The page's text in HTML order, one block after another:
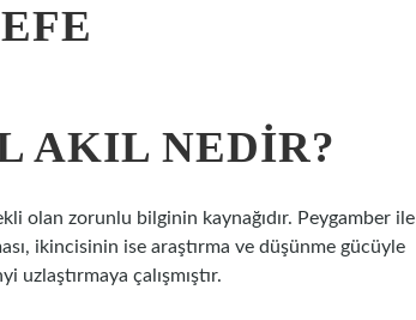
AKIL NEDIR?
olan zorunlu bilginin kaynağıdır. Peygamber ile
ikincisinin ise araştırma ve düşünme gücüyle
uzlaştırmaya çalışmıştır.